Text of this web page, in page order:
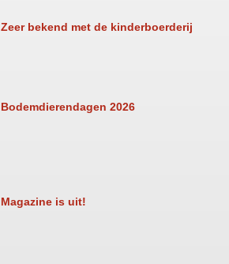
Zeer bekend met de kinderboerderij
Bodemdierendagen 2026
Magazine is uit!